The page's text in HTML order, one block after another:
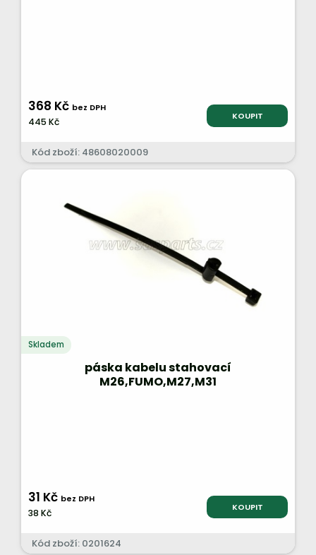
368 Kč bez DPH
445 Kč KOUPIT
Kód zboží: 48608020009
Skladem
páska kabelu stahovací
M26,FUMO,M27,M31
31 Kč bez DPH
38 Kč KOUPIT
Kód zboží: 0201624